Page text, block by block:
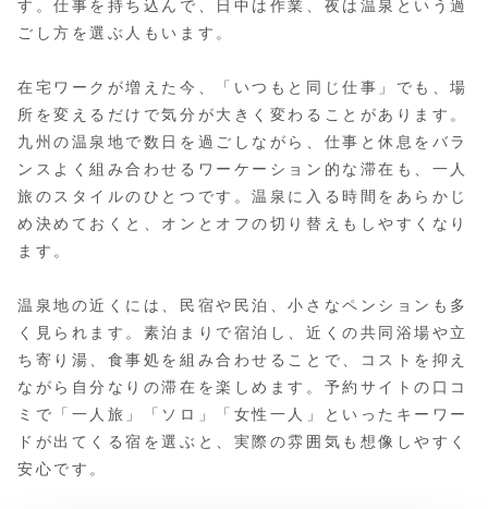
す。仕事を持ち込んで、日中は作業、夜は温泉という過
ごし方を選ぶ人もいます。
在宅ワークが増えた今、「いつもと同じ仕事」でも、場
所を変えるだけで気分が大きく変わることがあります。
九州の温泉地で数日を過ごしながら、仕事と休息をバラ
ンスよく組み合わせるワーケーション的な滞在も、一人
旅のスタイルのひとつです。温泉に入る時間をあらかじ
め決めておくと、オンとオフの切り替えもしやすくなり
ます。
温泉地の近くには、民宿や民泊、小さなペンションも多
く見られます。素泊まりで宿泊し、近くの共同浴場や立
ち寄り湯、食事処を組み合わせることで、コストを抑え
ながら自分なりの滞在を楽しめます。予約サイトの口コ
ミで「一人旅」「ソロ」「女性一人」といったキーワー
ドが出てくる宿を選ぶと、実際の雰囲気も想像しやすく
安心です。